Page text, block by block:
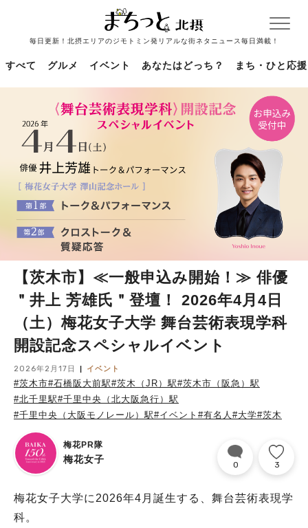
毎日更新！北摂エリアのジモトミン発リアルな街ネタニュース毎日満載！
すべて グルメ イベント あなたはどっち？ まち・ひと応援
【茨木市】≪一般申込み開始！≫ 俳優
＂井上 芳雄氏＂登壇！ 2026年4月4日
（土）梅花女子大学 舞台芸術表現学科
開設記念スペシャルイベント
2026年2月17日 イベント
#茨木市#石橋阪大前駅#茨木（JR）駅#茨木市（阪急）駅
#北千里駅#千里中央（北大阪急行）駅
#千里中央（大阪モノレール）駅#イベント #有名人 #大学#茨木
梅花PR隊
梅花女子 0 3
梅花女子大学に2026年4月誕生する、舞台芸術表現学
科。